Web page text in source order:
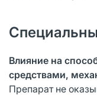
Влияние на
средствами,
Препарат не